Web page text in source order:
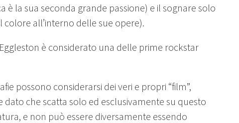
la sua seconda grande passione) e il sognare solo
colore all’interno delle sue opere).
è considerato una delle prime rockstar
possono considerarsi dei veri e propri “film”,
che scatta solo ed esclusivamente su questo
e non può essere diversamente essendo